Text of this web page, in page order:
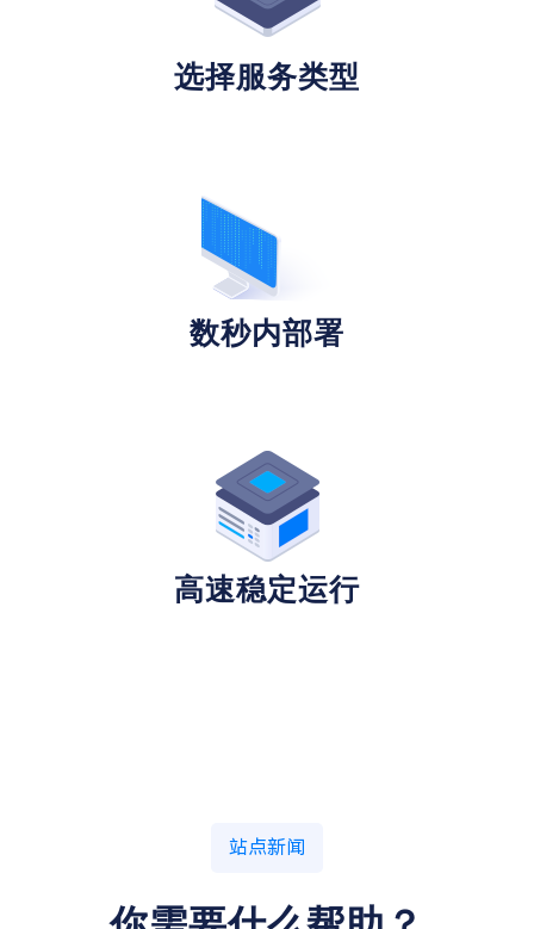
选择服务类型
数秒内部署
高速稳定运行
站点新闻